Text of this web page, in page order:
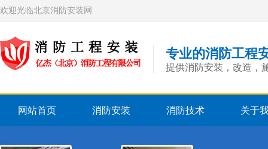
欢迎光临北京消防安装网
专业的消防工程
提供消防安装，改造，
网站首页 消防安装 消防技术 关于